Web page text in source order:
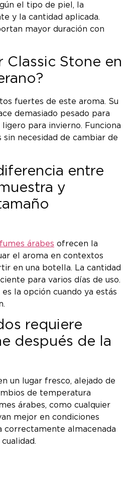
el tipo de piel, la
y la cantidad aplicada.
mayor duración con
Classic Stone en
fuertes de este aroma. Su
demasiado pesado para
para invierno. Funciona
sin necesidad de cambiar de
entre
y
árabes ofrecen la
el aroma en contextos
en una botella. La cantidad
para varios días de uso.
la opción cuando ya estás
requiere
después de la
un lugar fresco, alejado de
de temperatura
árabes, como cualquier
mejor en condiciones
correctamente almacenada